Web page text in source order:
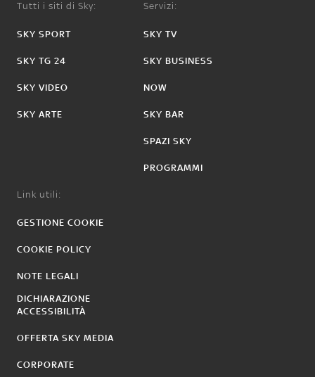
Tutti i siti di Sky:
SKY SPORT
SKY TG 24
SKY VIDEO
SKY ARTE
Servizi:
SKY TV
SKY BUSINESS
NOW
SKY BAR
SPAZI SKY
PROGRAMMI
Link utili:
GESTIONE COOKIE
COOKIE POLICY
NOTE LEGALI
DICHIARAZIONE
ACCESSIBILITÀ
OFFERTA SKY MEDIA
CORPORATE